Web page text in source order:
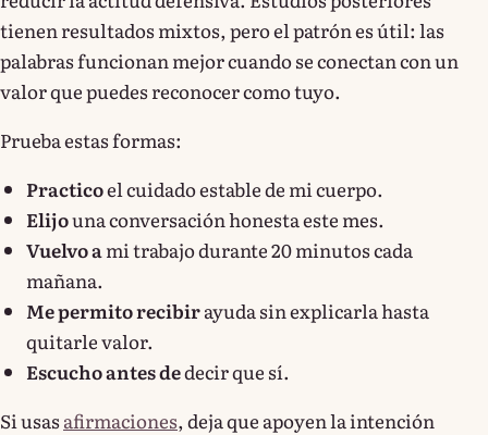
tienen resultados mixtos, pero el patrón es útil: las
palabras funcionan mejor cuando se conectan con un
valor que puedes reconocer como tuyo.
Prueba estas formas:
Practicoel cuidado estable de mi cuerpo.
Elijouna conversación honesta este mes.
Vuelvo a mi trabajo durante 20 minutos cada
mañana.
Me permito recibirayuda sin explicarla hasta
quitarle valor.
Escucho antes dedecir que sí.
Si usasafirmaciones, deja que apoyen la intención